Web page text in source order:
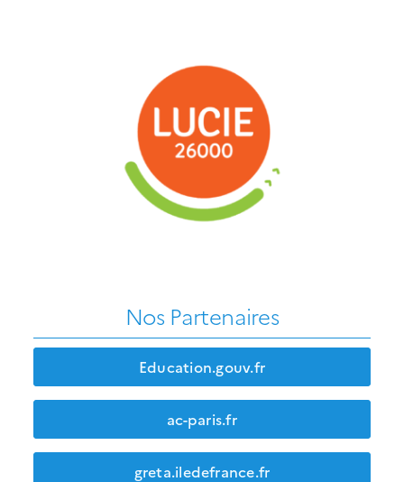
Nos Partenaires
Education.gouv.fr
ac-paris.fr
greta.iledefrance.fr